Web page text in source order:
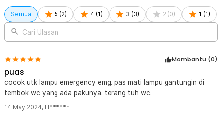
Semua 5 (2) 4 (1 ) 3 (3) 2 (0) 1 (1 )
Cari Ulasan
Membantu (0)
puas
cocok utk lampu emergency emg. pas mati lampu gantungin di
tembok wc yang ada pakunya. terang tuh wc.
14 May 2024, H*****n